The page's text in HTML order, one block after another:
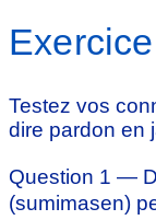
Testez vos
dire pardon en
Question 1 —
(sumimasen)